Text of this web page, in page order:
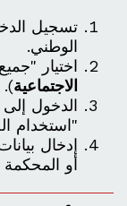
تسجيل
الوطني.
اختيار
الاجتماعية).
الدخول
"استخدام
إدخال
أو المحكمة